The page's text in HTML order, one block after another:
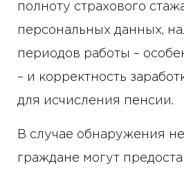
полноту страхового
персональных данных,
периодов работы –
– и корректность
для исчисления пенсии.
В случае обнаружения
граждане могут